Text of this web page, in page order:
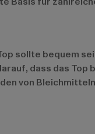
sollte bequem
dass das Top
von